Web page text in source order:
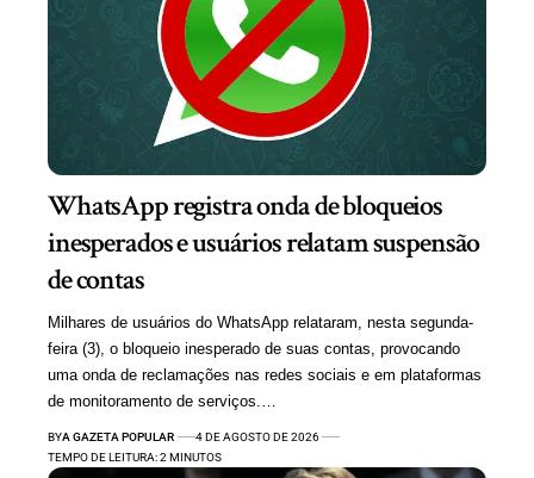
WhatsApp registra onda de bloqueios
inesperados e usuários relatam suspensão
de contas
Milhares de usuários do WhatsApp relataram, nesta segunda-
feira (3), o bloqueio inesperado de suas contas, provocando
uma onda de reclamações nas redes sociais e em plataformas
de monitoramento de serviços.…
BYA GAZETA POPULAR
4 DE AGOSTO DE 2026
TEMPO DE LEITURA: 2 MINUTOS